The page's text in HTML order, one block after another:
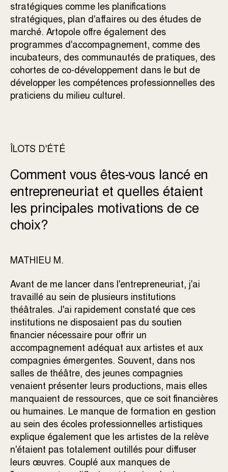
stratégiques comme les planifications
stratégiques, plan d'affaires ou des études de
marché. Artopole offre également des
programmes d'accompagnement, comme des
incubateurs, des communautés de pratiques, des
cohortes de co-développement dans le but de
développer les compétences professionnelles des
praticiens du milieu culturel.
ÎLOTS D'ÉTÉ
Comment vous êtes-vous lancé en
entrepreneuriat et quelles étaient
les principales motivations de ce
choix?
MATHIEU M.
Avant de me lancer dans l'entrepreneuriat, j'ai
travaillé au sein de plusieurs institutions
théâtrales. J'ai rapidement constaté que ces
institutions ne disposaient pas du soutien
financier nécessaire pour offrir un
accompagnement adéquat aux artistes et aux
compagnies émergentes. Souvent, dans nos
salles de théâtre, des jeunes compagnies
venaient présenter leurs productions, mais elles
manquaient de ressources, que ce soit financières
ou humaines. Le manque de formation en gestion
au sein des écoles professionnelles artistiques
explique également que les artistes de la relève
n'étaient pas totalement outillés pour diffuser
leurs œuvres. Couplé aux manques de